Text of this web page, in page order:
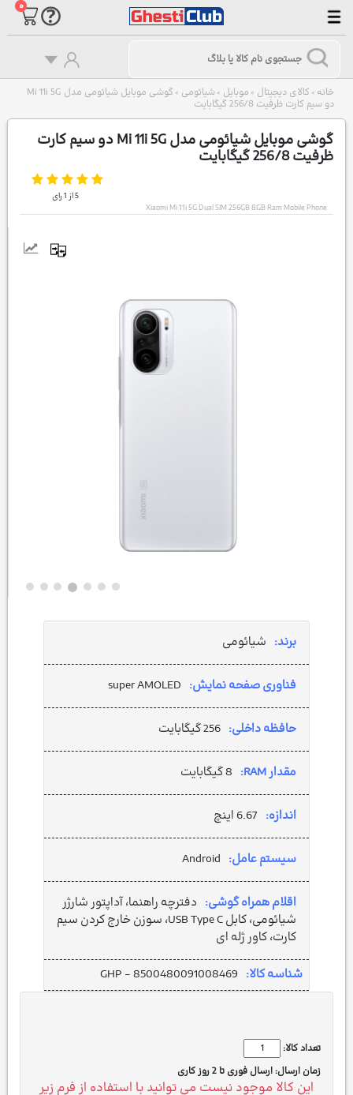
۰
خانه > کالای دیجیتال > موبایل > شیائومی >
گوشی موبایل شیائومی مدل Mi 11i 5G
دو سیم کارت ظرفیت 256/8 گیگابایت
گوشی موبایل شیائومی مدل Mi 11i 5G دو سیم کارت
ظرفیت 256/8 گیگابایت
5از 1رای
Xiaomi Mi 11i 5G Dual SIM 256GB 8GB Ram Mobile Phone
برند: شیائومی
فناوری صفحه نمایش: super AMOLED
حافظه داخلی: 256 گیگابایت
مقدار RAM: 8 گیگابایت
اندازه: 6.67 اینچ
سیستم عامل: Android
اقلام همراه گوشی: دفترچه‌ راهنما، آداپتور شارژر
شیائومی، کابل USB Type C، سوزن خارج کردن سیم
کارت، کاور ژله ای
شناسه کالا: GHP - 8500480091008469
تعداد کالا:
زمان ارسال: ارسال فوری تا 2 روز کاری
این کالا موجود نیست می توانید با استفاده از فرم زیر